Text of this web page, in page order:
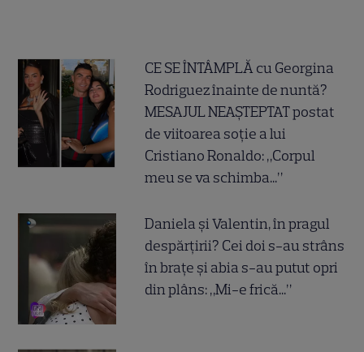
CE SE ÎNTÂMPLĂ cu Georgina
Rodriguez înainte de nuntă?
MESAJUL NEAȘTEPTAT postat
de viitoarea soție a lui
Cristiano Ronaldo: „Corpul
meu se va schimba...”
Daniela și Valentin, în pragul
despărțirii? Cei doi s-au strâns
în brațe și abia s-au putut opri
din plâns: „Mi-e frică...”